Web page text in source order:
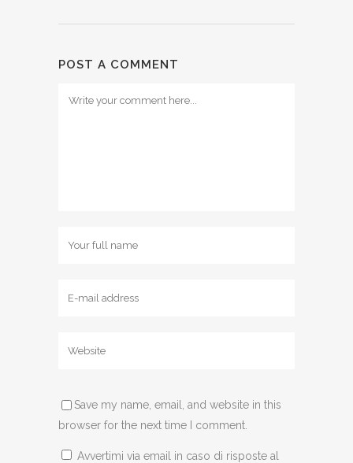
POST A COMMENT
Save my name, email, and website in this
browser for the next time I comment.
Avvertimi via email in caso di risposte al